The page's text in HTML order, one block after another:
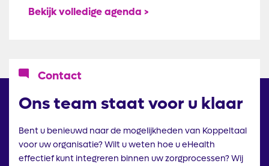
Bekijk volledige agenda >
IcoonContact
Ons team staat voor u klaar
Bent u benieuwd naar de mogelijkheden van Koppeltaal
voor uw organisatie? Wilt u weten hoe u eHealth
effectief kunt integreren binnen uw zorgprocessen? Wij